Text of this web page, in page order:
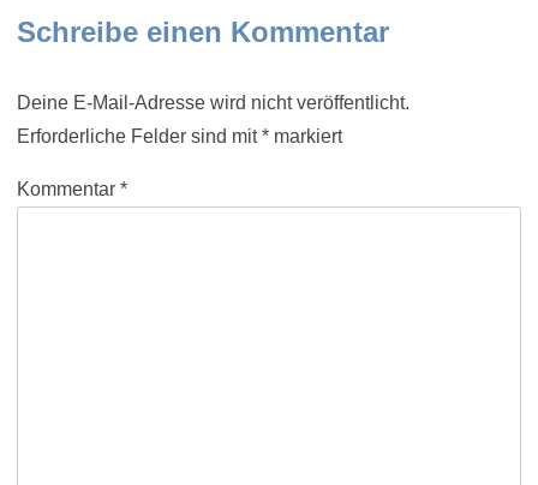
Schreibe einen Kommentar
Deine E-Mail-Adresse wird nicht veröffentlicht.
Erforderliche Felder sind mit* markiert
Kommentar *